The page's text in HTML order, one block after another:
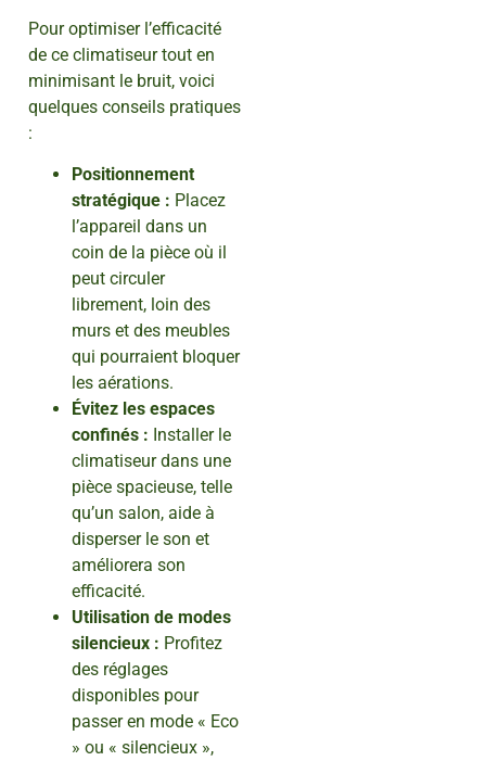
Pour optimiser l’efficacité
de ce climatiseur tout en
minimisant le bruit, voici
quelques conseils pratiques
:
Positionnement
stratégique : Placez
l’appareil dans un
coin de la pièce où il
peut circuler
librement, loin des
murs et des meubles
qui pourraient bloquer
les aérations.
Évitez les espaces
confinés : Installer le
climatiseur dans une
pièce spacieuse, telle
qu’un salon, aide à
disperser le son et
améliorera son
efficacité.
Utilisation de modes
silencieux : Profitez
des réglages
disponibles pour
passer en mode « Eco
» ou « silencieux »,